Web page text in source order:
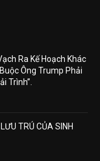
Ra Kế Hoạch Khác
Ông Trump Phải
Trình”.
TRÚ CỦA SINH